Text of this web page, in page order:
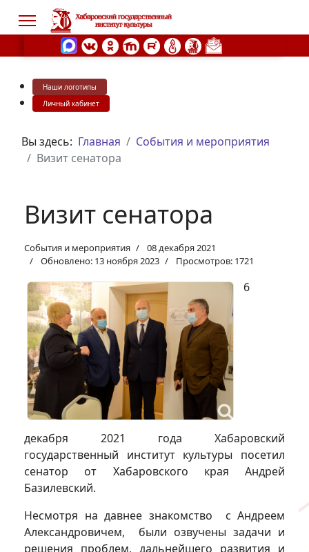
Наши логотипы
Личный кабинет
Вы здесь: Главная
События и мероприятия
Визит сенатора
Визит сенатора
События и мероприятия
08 декабря 2021
Обновлено: 13 ноября 2023
Просмотров: 1721
6
декабря 2021 года Хабаровский
государственный институт культуры посетил
сенатор от Хабаровского края Андрей
Базилевский.
Несмотря на давнее знакомство с Андреем
Александровичем, были озвучены задачи и
решения проблем, дальнейшего развития и